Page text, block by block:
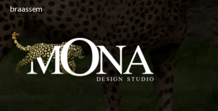
braassem